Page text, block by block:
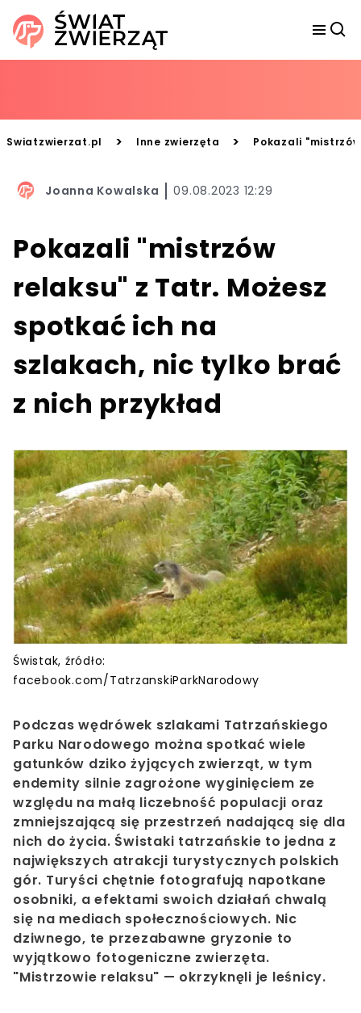
Swiatzwierzat.pl > Inne zwierzęta > Pokazali
Joanna Kowalska 09.08.2023 12:29
Pokazali "mistrzów
relaksu" z Tatr. Możesz
spotkać ich na
szlakach, nic tylko brać
z nich przykład
Świstak, źródło:
facebook.com/TatrzanskiParkNarodowy
Podczas wędrówek szlakami Tatrzańskiego
Parku Narodowego można spotkać wiele
gatunków dziko żyjących zwierząt, w tym
endemity silnie zagrożone wyginięciem ze
względu na małą liczebność populacji oraz
zmniejszającą się przestrzeń nadającą się dla
nich do życia. Świstaki tatrzańskie to jedna z
największych atrakcji turystycznych polskich
gór. Turyści chętnie fotografują napotkane
osobniki, a efektami swoich działań chwalą
się na mediach społecznościowych. Nic
dziwnego, te przezabawne gryzonie to
wyjątkowo fotogeniczne zwierzęta.
"Mistrzowie relaksu" — okrzyknęli je leśnicy.